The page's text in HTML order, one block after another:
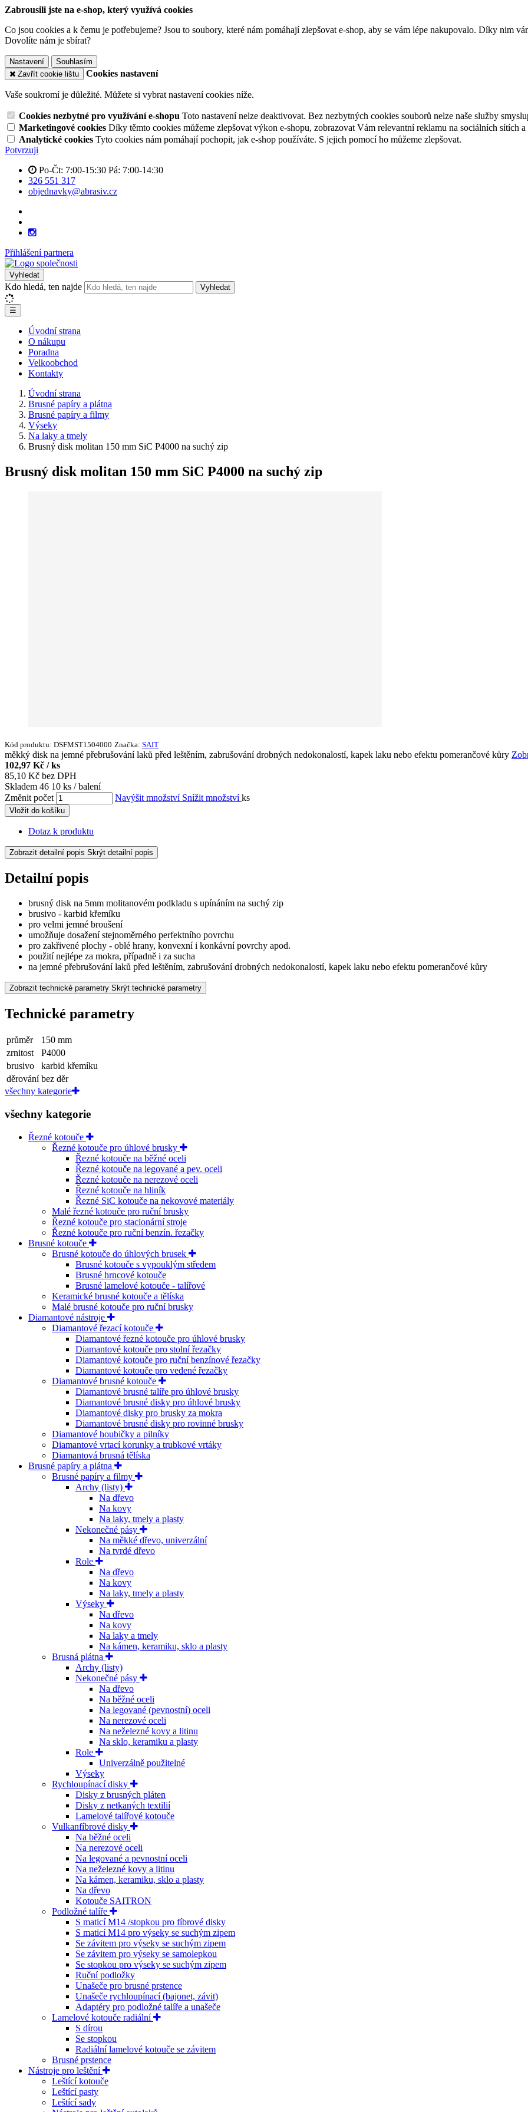
Zabrousili jste na e-shop, který využívá cookies
Co jsou cookies a k čemu je potřebujeme? Jsou to soubory, které nám pomáhají zlepšovat e-shop, aby se vám lépe nakupovalo. Díky nim
Dovolíte nám je sbírat?
Nastavení
Souhlasím
Zavřít cookie lištu
Cookies nastavení
Vaše soukromí je důležité. Můžete si vybrat nastavení cookies níže.
Cookies nezbytné pro využívání e-shopu Toto nastavení nelze deaktivovat. Bez nezbytných cookies souborů nelze naše služby
Marketingové cookies Díky těmto cookies můžeme zlepšovat výkon e-shopu, zobrazovat Vám relevantní reklamu na sociálních sítích
Analytické cookies Tyto cookies nám pomáhají pochopit, jak e-shop používáte. S jejich pomocí ho můžeme zlepšovat.
Potvrzuji
Po-Čt: 7:00-15:30 Pá: 7:00-14:30
326 551 317
objednavky@abrasiv.cz
Přihlášení partnera
Vyhledat
Kdo hledá, ten najde Vyhledat
☰
Úvodní strana
O nákupu
Poradna
Velkoobchod
Kontakty
Úvodní strana
Brusné papíry a plátna
Brusné papíry a filmy
Výseky
Na laky a tmely
Brusný disk molitan 150 mm SiC P4000 na suchý zip
Brusný disk molitan 150 mm SiC P4000 na suchý zip
Kód produktu: DSFMST1504000 Značka: SAIT
měkký disk na jemné přebrušování laků před leštěním, zabrušování drobných nedokonalostí, kapek laku nebo efektu pomerančové kůry
102,97 Kč / ks
85,10 Kč bez DPH
Skladem 46 10 ks / balení
Změnit počet
Navýšit množství Snížit množstvíks
Vložit do košíku
Dotaz k produktu
Zobrazit detailní popis Skrýt detailní popis
Detailní popis
brusný disk na 5mm molitanovém podkladu s upínáním na suchý zip
brusivo - karbid křemíku
pro velmi jemné broušení
umožňuje dosažení stejnoměrného perfektního povrchu
pro zakřivené plochy - oblé hrany, konvexní i konkávní povrchy apod.
použití nejlépe za mokra, případně i za sucha
na jemné přebrušování laků před leštěním, zabrušování drobných nedokonalostí, kapek laku nebo efektu pomerančové kůry
Zobrazit technické parametry Skrýt technické parametry
Technické parametry
průměr
150 mm
zrnitost
P4000
brusivo
karbid křemíku
děrování bez děr
všechny kategorie
všechny kategorie
Řezné kotouče
Řezné kotouče pro úhlové brusky
Řezné kotouče na běžné oceli
Řezné kotouče na legované a pev. oceli
Řezné kotouče na nerezové oceli
Řezné kotouče na hliník
Řezné SiC kotouče na nekovové materiály
Malé řezné kotouče pro ruční brusky
Řezné kotouče pro stacionární stroje
Řezné kotouče pro ruční benzín. řezačky
Brusné kotouče
Brusné kotouče do úhlových brusek
Brusné kotouče s vypouklým středem
Brusné hrncové kotouče
Brusné lamelové kotouče - talířové
Keramické brusné kotouče a tělíska
Malé brusné kotouče pro ruční brusky
Diamantové nástroje
Diamantové řezací kotouče
Diamantové řezné kotouče pro úhlové brusky
Diamantové kotouče pro stolní řezačky
Diamantové kotouče pro ruční benzínové řezačky
Diamantové kotouče pro vedené řezačky
Diamantové brusné kotouče
Diamantové brusné talíře pro úhlové brusky
Diamantové brusné disky pro úhlové brusky
Diamantové disky pro brusky za mokra
Diamantové brusné disky pro rovinné brusky
Diamantové houbičky a pilníky
Diamantové vrtací korunky a trubkové vrtáky
Diamantová brusná tělíska
Brusné papíry a plátna
Brusné papíry a filmy
Archy (listy)
Na dřevo
Na kovy
Na laky, tmely a plasty
Nekonečné pásy
Na měkké dřevo, univerzální
Na tvrdé dřevo
Role
Na dřevo
Na kovy
Na laky, tmely a plasty
Výseky
Na dřevo
Na kovy
Na laky a tmely
Na kámen, keramiku, sklo a plasty
Brusná plátna
Archy (listy)
Nekonečné pásy
Na dřevo
Na běžné oceli
Na legované (pevnostní) oceli
Na nerezové oceli
Na neželezné kovy a litinu
Na sklo, keramiku a plasty
Role
Univerzálně použitelné
Výseky
Rychloupínací disky
Disky z brusných pláten
Disky z netkaných textilií
Lamelové talířové kotouče
Vulkanfíbrové disky
Na běžné oceli
Na nerezové oceli
Na legované a pevnostní oceli
Na neželezné kovy a litinu
Na kámen, keramiku, sklo a plasty
Na dřevo
Kotouče SAITRON
Podložné talíře
S maticí M14 /stopkou pro fíbrové disky
S maticí M14 pro výseky se suchým zipem
Se závitem pro výseky se suchým zipem
Se závitem pro výseky se samolepkou
Se stopkou pro výseky se suchým zipem
Ruční podložky
Unašeče pro brusné prstence
Unašeče rychloupínací (bajonet, závit)
Adaptéry pro podložné talíře a unašeče
Lamelové kotouče radiální
S dírou
Se stopkou
Radiální lamelové kotouče se závitem
Brusné prstence
Nástroje pro leštění
Leštící kotouče
Leštící pasty
Leštící sady